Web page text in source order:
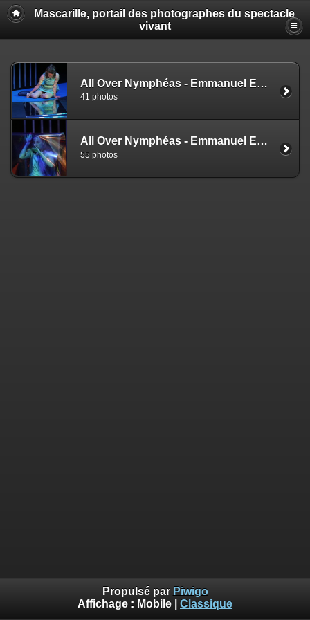
Mascarille, portail des photographes du spectacle
vivant
All Over Nymphéas - Emmanuel Eggermont (EZ)
41 photos
All Over Nymphéas - Emmanuel Eggermont (NS)
55 photos
Propulsé par Piwigo
Affichage : Mobile Classique